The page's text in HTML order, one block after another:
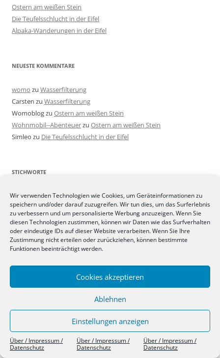
Wir verwenden Technologien wie Cookies, um Geräteinformationen zu
speichern und/oder darauf zuzugreifen. Wir tun dies, um das Surferlebnis
zu verbessern und um personalisierte Werbung anzuzeigen. Wenn Sie
diesen Technologien zustimmen, können wir Daten wie das Surfverhalten
oder eindeutige IDs auf dieser Website verarbeiten. Wenn Sie Ihre
Zustimmung nicht erteilen oder zurückziehen, können bestimmte
Funktionen beeinträchtigt werden.
Cookies akzeptieren
Ablehnen
Einstellungen anzeigen
Über / Impressum /
Datenschutz
Über / Impressum /
Datenschutz
Über / Impressum /
Datenschutz
Ostern am weißen Stein
Die Teufelsschlucht in der Eifel
Alpaka-Wanderungen in der Eifel
NEUESTE KOMMENTARE
womo zu Wasserfilterung
Carsten zu Wasserfilterung
Womoblogzu Ostern am weißen Stein
Wohnmobil--Abenteuerzu Ostern am weißen Stein
Simleo zu Die Teufelsschlucht in der Eifel
STICHWORTE
belgiencampingplätzedeutschlandEifel
energie feinstaubfilter frankreich Geschenkideen
italien Krimis linktipps literaturluxus Maut Messen
Mittelalter Nachrichten partikel-filter Recht
reifendruck Reiserecht Reiseziele
sicherheit
Stellplätze termineumweltplakette
Verkehrsregelnverkehrssünder
vignette vw-bus webtipps weißer stein Winter wintercamping
wohnwagen zubehör
RSS-FEEDS & ANDERES